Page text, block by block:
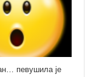
певушила је